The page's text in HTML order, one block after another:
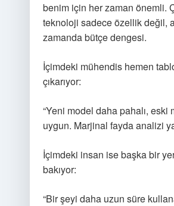
benim için her zaman önemli.
teknoloji sadece özellik değil,
zamanda bütçe dengesi.
İçimdeki mühendis hemen
çıkarıyor:
“Yeni model daha pahalı, eski
uygun. Marjinal fayda analizi
İçimdeki insan ise başka bir
bakıyor:
“Bir şeyi daha uzun süre